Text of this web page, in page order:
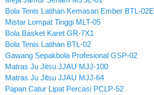
Bola Tenis Latihan Kemasan Ember BTL-02E
Mistar Lompat Tinggi MLT-05
Bola Basket Karet GR-7X1
Bola Tenis Latihan BTL-02
Gawang Sepakbola Profesional GSP-02
Matras Ju Jitsu JJAU MJJ-100
Matras Ju Jitsu JJAU MJJ-64
Papan Catur Lipat Percasi PCLP-52